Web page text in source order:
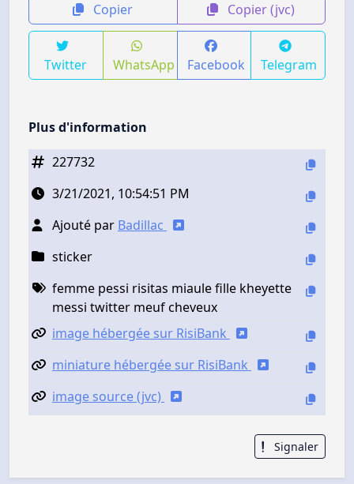
Copier Copier (jvc)
Twitter WhatsApp Facebook Telegram
Plus d'information
227732
3/21/2021, 10:54:51 PM
Ajouté par Badillac
sticker
femme pessi risitas miaule fille kheyette
messi twitter meuf cheveux
image hébergée sur RisiBank
miniature hébergée sur RisiBank
image source (jvc)
Signaler